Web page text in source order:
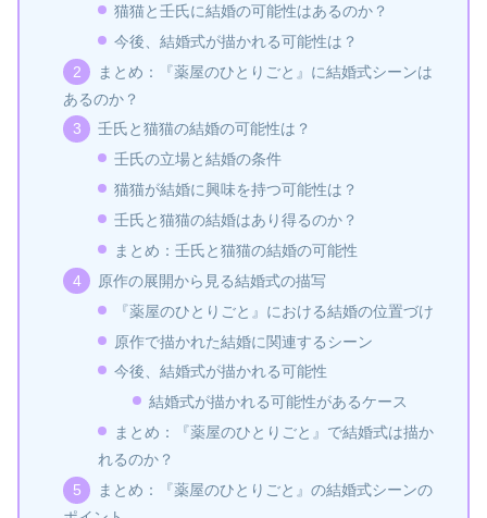
猫猫と壬氏に結婚の可能性はあるのか？
今後、結婚式が描かれる可能性は？
まとめ：『薬屋のひとりごと』に結婚式シーンは
あるのか？
壬氏と猫猫の結婚の可能性は？
壬氏の立場と結婚の条件
猫猫が結婚に興味を持つ可能性は？
壬氏と猫猫の結婚はあり得るのか？
まとめ：壬氏と猫猫の結婚の可能性
原作の展開から見る結婚式の描写
『薬屋のひとりごと』における結婚の位置づけ
原作で描かれた結婚に関連するシーン
今後、結婚式が描かれる可能性
結婚式が描かれる可能性があるケース
まとめ：『薬屋のひとりごと』で結婚式は描か
れるのか？
まとめ：『薬屋のひとりごと』の結婚式シーンの